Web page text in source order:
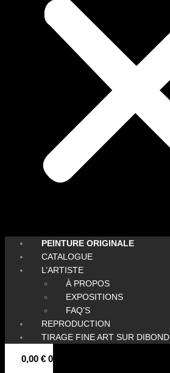
PEINTURE ORIGINALE
CATALOGUE
L’ARTISTE
À PROPOS
EXPOSITIONS
FAQ’S
REPRODUCTION
TIRAGE FINE ART SUR DIBOND
0,00 € 0